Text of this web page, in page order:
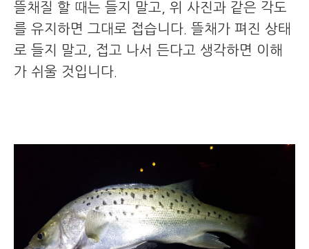
뜰채질 할 때는 들지 말고, 위 사진과 같은 각도
를 유지하면 그대로 접습니다. 뜰채가 펴진 상태
로 들지 말고, 접고 나서 든다고 생각하면 이해
가 쉬울 것입니다.